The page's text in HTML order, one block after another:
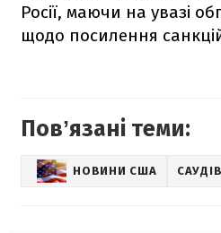
Росії, маючи на увазі
щодо посилення
Повʼязані теми:
НОВИНИ США